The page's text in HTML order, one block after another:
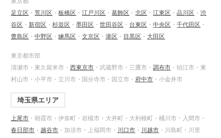
足立区 ・荒川区 ・板橋区 ・江戸川区 ・葛飾区 ・北区 ・江東区 ・品川区 ・渋
谷区 ・ 新宿区 ・杉並区 ・墨田区 ・世田谷区 ・ 台東区 ・中央区 ・千代田区 ・
豊島区 ・中野区 ・練馬区 ・文京区 ・港区 ・ 目黒区 ・ 大田区
東京都市部
清瀬市・東久留米市・西東京市 ・武蔵野市・三鷹市・調布市 ・狛江市・東
村山市・小平市・立川市・国分寺市・国立市・ 府中市 ・小金井市
埼玉県エリア
上尾市 ・朝霞市・伊奈町・岩槻市・大井町・大利根町・桶川市・入間市・
春日部市 ・ 越谷市 ・加須市・上福岡市・ 川口市 ・ 川越市 ・川島町・川里